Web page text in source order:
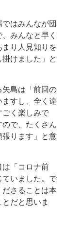
はみんなが団
みんなと早く
り人見知りを
けました」と
島は「前回の
すし、全く違
ごく楽しみで
で、たくさん
ります」と意
「コロナ前
ていました。で
さることは本
だと思いま